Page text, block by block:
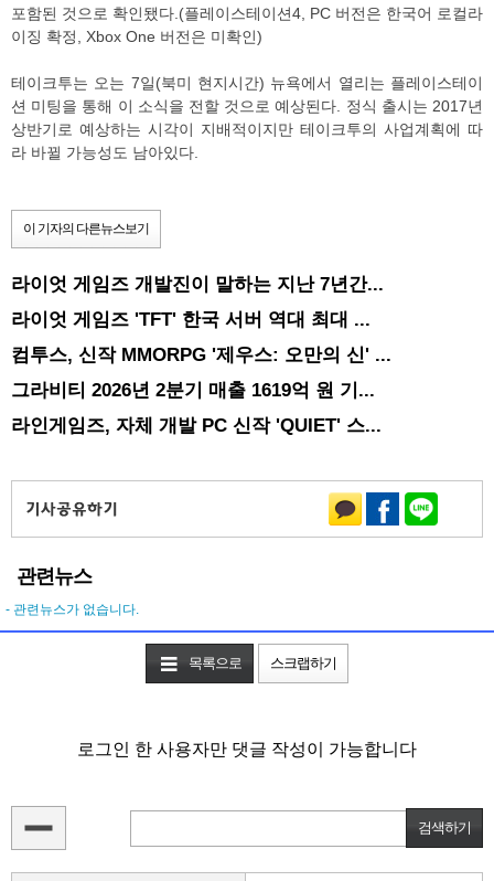
포함된 것으로 확인됐다.(플레이스테이션4, PC 버전은 한국어 로컬라
이징 확정, Xbox One 버전은 미확인)
테이크투는 오는 7일(북미 현지시간) 뉴욕에서 열리는 플레이스테이
션 미팅을 통해 이 소식을 전할 것으로 예상된다. 정식 출시는 2017년
상반기로 예상하는 시각이 지배적이지만 테이크투의 사업계획에 따
라 바뀔 가능성도 남아있다.
이 기자의 다른뉴스보기
라이엇 게임즈 개발진이 말하는 지난 7년간...
라이엇 게임즈 'TFT' 한국 서버 역대 최대 ...
컴투스, 신작 MMORPG '제우스: 오만의 신' ...
그라비티 2026년 2분기 매출 1619억 원 기...
라인게임즈, 자체 개발 PC 신작 'QUIET' 스...
관련뉴스
- 관련뉴스가 없습니다.
목록으로 스크랩하기
로그인 한 사용자만 댓글 작성이 가능합니다